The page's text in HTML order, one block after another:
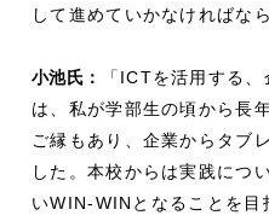
して進めていかなければな
小池氏：
「ICTを活用する
は、私が学部生の頃から長
ご縁もあり、企業からタブ
した。本校からは実践につ
いWIN-WINとなることを目